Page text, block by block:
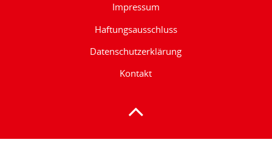
Impressum
Haftungsausschluss
Datenschutzerklärung
Kontakt